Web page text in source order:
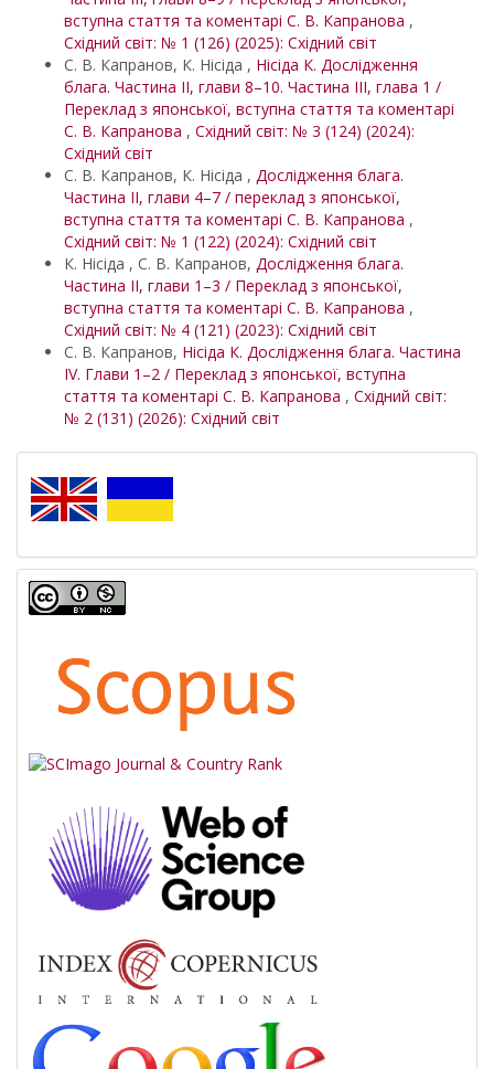
вступна стаття та коментарі С. В. Капранова ,
Східний світ: № 1 (126) (2025): Східний світ
С. В. Капранов, К. Нісіда , Нісіда К. Дослідження
блага. Частина ІІ, глави 8–10. Частина ІІІ, глава 1 /
Переклад з японської, вступна стаття та коментарі
С. В. Капранова , Східний світ: № 3 (124) (2024):
Східний світ
С. В. Капранов, К. Нісіда , Дослідження блага.
Частина ІІ, глави 4–7 / переклад з японської,
вступна стаття та коментарі С. В. Капранова ,
Східний світ: № 1 (122) (2024): Східний світ
К. Нісіда , С. В. Капранов, Дослідження блага.
Частина ІІ, глави 1–3 / Переклад з японської,
вступна стаття та коментарі С. В. Капранова ,
Східний світ: № 4 (121) (2023): Східний світ
С. В. Капранов, Нісіда К. Дослідження блага. Частина
ІV. Глави 1–2 / Переклад з японської, вступна
стаття та коментарі С. В. Капранова , Східний світ:
№ 2 (131) (2026): Східний світ